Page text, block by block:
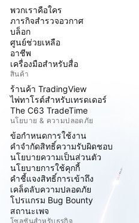
พวกเราคือใคร
ภารกิจสำรวจอวกาศ
บล็อก
ศูนย์ช่วยเหลือ
อาชีพ
เครื่องมือสำหรับสื่อ
สินค้า
ร้านค้า TradingView
ไพ่ทาโรต์สำหรับเทรดเดอร์
The C63 TradeTime
นโยบาย & ความปลอดภัย
ข้อกำหนดการใช้งาน
คำจำกัดสิทธิ์ความรับผิดชอบ
นโยบายความเป็นส่วนตัว
นโยบายการใช้คุกกี้
คำชี้แจงสิทธิ์การเข้าถึง
เคล็ดลับความปลอดภัย
โปรแกรม Bug Bounty
สถานะเพจ
โซลูชันสำหรับธุรกิจ